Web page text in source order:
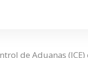
de Aduanas